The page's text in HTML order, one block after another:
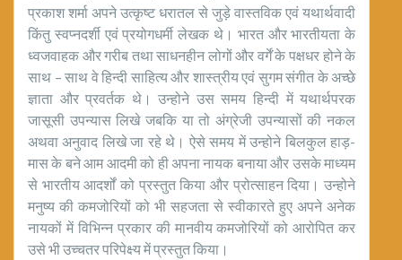
प्रकाश शर्मा अपने उत्कृष्ट धरातल से जुड़े वास्तविक एवं यथार्थवादी
किंतु स्वप्नदर्शी एवं प्रयोगधर्मी लेखक थे। भारत और भारतीयता के
ध्वजवाहक और गरीब तथा साधनहीन लोगों और वर्गें के पक्षधर होने के
साथ – साथ वे हिन्दी साहित्य और शास्त्रीय एवं सुगम संगीत के अच्छे
ज्ञाता और प्रवर्तक थे। उन्होने उस समय हिन्दी में यथार्थपरक
जासूसी उपन्यास लिखे जबकि या तो अंग्रेजी उपन्यासों की नकल
अथवा अनुवाद लिखे जा रहे थे। ऐसे समय में उन्होने बिलकुल हाड़-
मास के बने आम आदमी को ही अपना नायक बनाया और उसके माध्यम
से भारतीय आदर्शों को प्रस्तुत किया और प्रोत्साहन दिया। उन्होने
मनुष्य की कमजोरियों को भी सहजता से स्वीकारते हुए अपने अनेक
नायकों में विभिन्न प्रकार की मानवीय कमजोरियों को आरोपित कर
उसे भी उच्चतर परिपेक्ष्य में प्रस्तुत किया।